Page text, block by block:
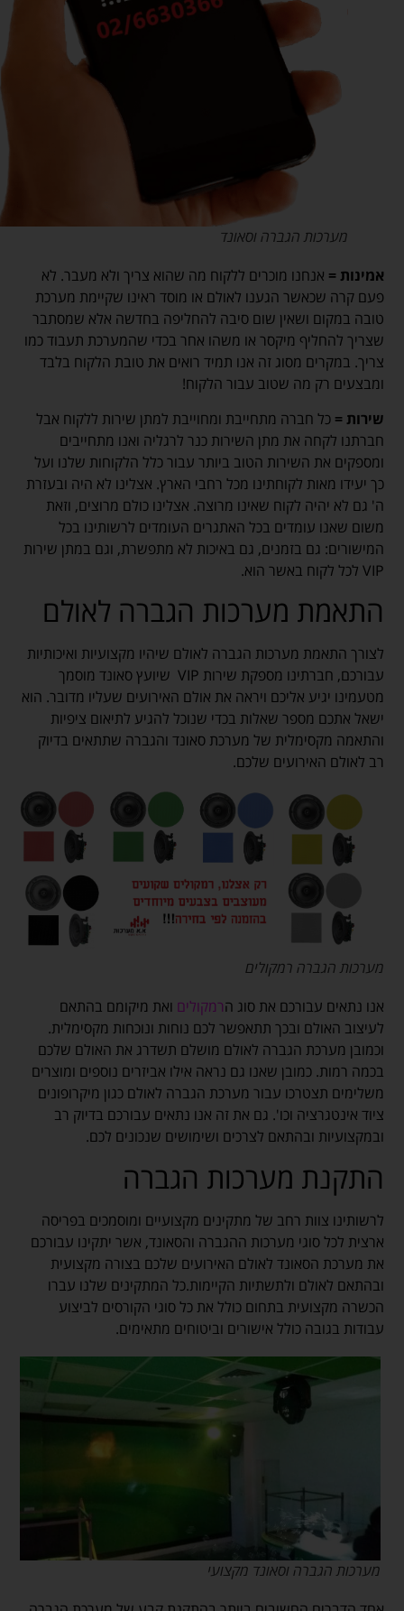
מערכות הגברה וסאונד
אמינות = אנחנו מוכרים ללקוח מה שהוא צריך ולא מעבר. לא
פעם קרה שכאשר הגענו לאולם או מוסד ראינו שקיימת מערכת
טובה במקום ושאין שום סיבה להחליפה בחדשה אלא שמסתבר
שצריך להחליף מיקסר או משהו אחר בכדי שהמערכת תעבוד כמו
צריך. במקרים מסוג זה אנו תמיד רואים את טובת הלקוח בלבד
ומבצעים רק מה שטוב עבור הלקוח!
שירות =כל חברה מתחייבת ומחוייבת למתן שירות ללקוח אבל
חברתנו לקחה את מתן השירות כנר לרגליה ואנו מתחייבים
ומספקים את השירות הטוב ביותר עבור כלל הלקוחות שלנו ועל
כך יעידו מאות לקוחתינו מכל רחבי הארץ. אצלינו לא היה ובעזרת
ה' גם לא יהיה לקוח שאינו מרוצה. אצלינו כולם מרוצים, וזאת
משום שאנו עומדים בכל האתגרים העומדים לרשותינו בכל
המישורים: גם בזמנים, גם באיכות לא מתפשרת, וגם במתן שירות
VIP לכל לקוח באשר הוא.
התאמת מערכות הגברה לאולם
לצורך התאמת מערכות הגברה לאולם שיהיו מקצועיות ואיכותיות
עבורכם, חברתינו מספקת שירות VIP שיועץ סאונד מוסמך
מטעמינו יגיע אליכם ויראה את אולם האירועים שעליו מדובר. הוא
ישאל אתכם מספר שאלות בכדי שנוכל להגיע לתיאום ציפיות
והתאמה מקסימלית של מערכת סאונד והגברה שתתאים בדיוק
רב לאולם האירועים שלכם.
מערכות הגברה רמקולים
אנו נתאים עבורכם את סוג הרמקולים ואת מיקומם בהתאם
לעיצוב האולם ובכך תתאפשר לכם נוחות ונוכחות מקסימלית.
וכמובן מערכת הגברה לאולם מושלם תשדרג את האולם שלכם
בכמה רמות. כמובן שאנו גם נראה אילו אביזרים נוספים ומוצרים
משלימים תצטרכו עבור מערכת הגברה לאולם כגון מיקרופונים
ציוד אינטגרציה וכו'. גם את זה אנו נתאים עבורכם בדיוק רב
ובמקצועיות ובהתאם לצרכים ושימושים שנכונים לכם.
התקנת מערכות הגברה
לרשותינו צוות רחב של מתקינים מקצועיים ומוסמכים בפריסה
ארצית לכל סוגי מערכות ההגברה והסאונד, אשר יתקינו עבורכם
את מערכת הסאונד לאולם האירועים שלכם בצורה מקצועית
ובהתאם לאולם ולתשתיות הקיימות.כל המתקינים שלנו עברו
הכשרה מקצועית בתחום כולל את כל סוגי הקורסים לביצוע
עבודות בגובה כולל אישורים וביטוחים מתאימים.
מערכות הגברה וסאונד מקצועי